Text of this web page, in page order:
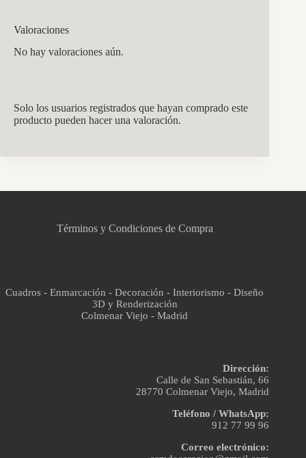
Valoraciones
No hay valoraciones aún.
Solo los usuarios registrados que hayan comprado este
producto pueden hacer una valoración.
Términos y Condiciones de Compra
Cuadros - Enmarcación - Decoración - Interiorismo - Diseño
3D y Renderización
Colmenar Viejo - Madrid
Dirección:
Calle de San Sebastián, 66
28770 Colmenar Viejo, Madrid
Teléfono / WhatsApp:
912 77 99 96
Correo electrónico:
Asistente virtual · En línea